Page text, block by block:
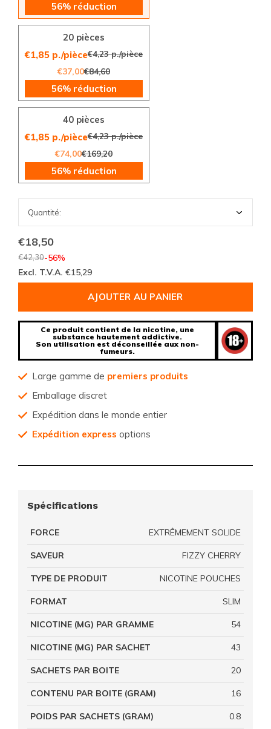
56% réduction
20 pièces
€1,85 p./pièce€4,23 p./pièce
€37,00€84,60
56% réduction
40 pièces
€1,85 p./pièce€4,23 p./pièce
€74,00€169,20
56% réduction
€18,50
€42,30-56%
Excl. T.V.A. €15,29
AJOUTER AU PANIER
Ce produit contient de la nicotine, une
substance hautement addictive.
Son utilisation est déconseillée aux non-
fumeurs.
Large gamme de premiers produits
Emballage discret
Expédition dans le monde entier
Expédition express options
Spécifications
FORCE EXTRÊMEMENT SOLIDE
SAVEUR FIZZY CHERRY
TYPE DE PRODUIT NICOTINE POUCHES
FORMAT SLIM
NICOTINE (MG) PAR GRAMME 54
NICOTINE (MG) PAR SACHET 43
SACHETS PAR BOITE 20
CONTENU PAR BOITE (GRAM) 16
POIDS PAR SACHETS (GRAM) 0.8